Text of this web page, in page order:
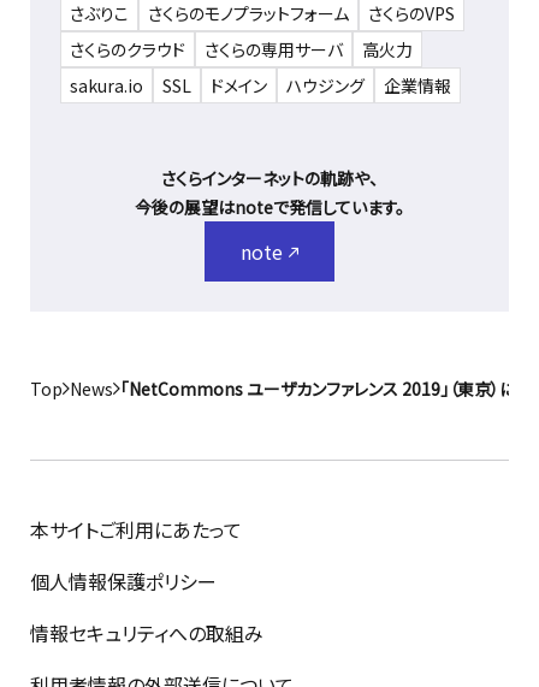
さぶりこ
さくらのモノプラットフォーム
さくらのVPS
さくらのクラウド
さくらの専用サーバ
高火力
sakura.io
SSL ドメイン ハウジング 企業情報
さくらインターネットの軌跡や、
今後の展望はnoteで発信しています。
note
Top News 「NetCommons ユーザカンファレンス 2019」（東京）に
本サイトご利用にあたって
個人情報保護ポリシー
情報セキュリティへの取組み